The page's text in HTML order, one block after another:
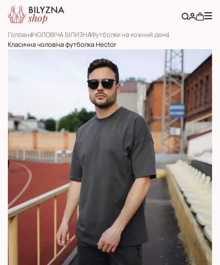
ГоловнаЧОЛОВІЧА БІЛИЗНАФутболки на кожний день
Класична чоловіча футболка Hector